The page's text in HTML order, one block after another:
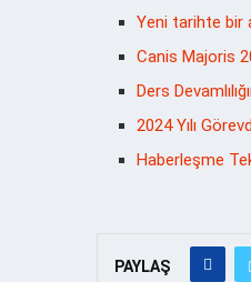
Yeni tarihte bir
Canis Majoris
Ders
2024 Yılı
Haberleşme
PAYLAŞ